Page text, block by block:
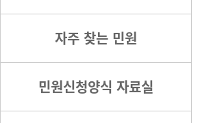
자주 찾는 민원
민원신청양식 자료실